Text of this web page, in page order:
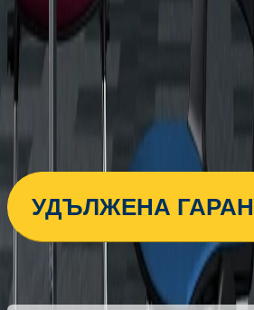
441,52 €
863,53 лв.
УДЪЛЖЕНА
441,52 €
Ценa с ДДС